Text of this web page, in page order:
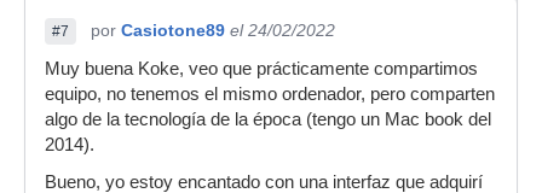
#7 por Casiotone89 el 24/02/2022
Muy buena Koke, veo que prácticamente compartimos
equipo, no tenemos el mismo ordenador, pero comparten
algo de la tecnología de la época (tengo un Mac book del
2014).
Bueno, yo estoy encantado con una interfaz que adquirí